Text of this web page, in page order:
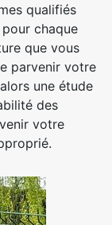
qualifiés
chaque
que vous
parvenir votre
une étude
des
votre